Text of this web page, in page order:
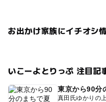
お出かけ家族にイチオシ
いこーよとりっぷ 注目記
東京から90分
真田氏ゆかりの